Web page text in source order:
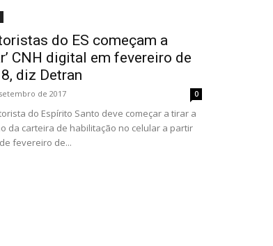
do ES começam a
CNH digital em fevereiro de
diz Detran
de 2017 0
do Espírito Santo deve começar a tirar a
da carteira de habilitação no celular a partir
fevereiro de...